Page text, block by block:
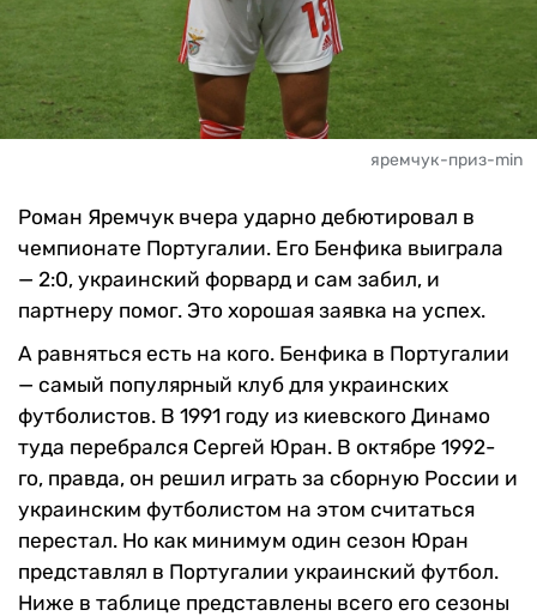
яремчук-приз-min
Роман Яремчук вчера ударно дебютировал в
чемпионате Португалии. Его Бенфика выиграла
— 2:0, украинский форвард и сам забил, и
партнеру помог. Это хорошая заявка на успех.
А равняться есть на кого. Бенфика в Португалии
— самый популярный клуб для украинских
футболистов. В 1991 году из киевского Динамо
туда перебрался Сергей Юран. В октябре 1992-
го, правда, он решил играть за сборную России и
украинским футболистом на этом считаться
перестал. Но как минимум один сезон Юран
представлял в Португалии украинский футбол.
Ниже в таблице представлены всего его сезоны